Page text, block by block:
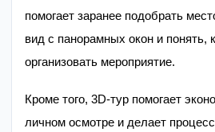
помогает заранее подобрать
вид с панорамных окон и понять,
организовать мероприятие.
Кроме того, 3D-тур помогает
личном осмотре и делает